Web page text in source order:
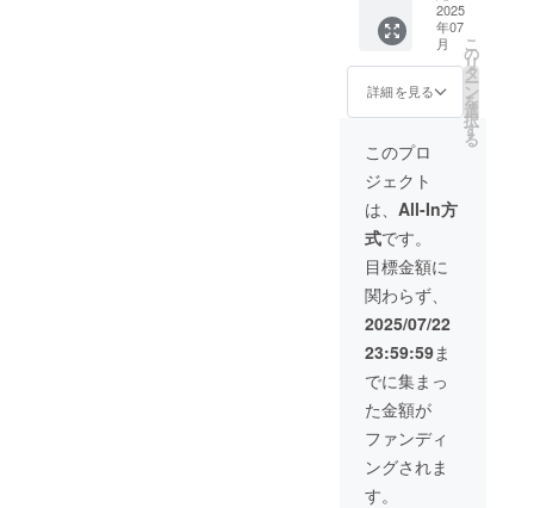
などお
断りさ
せてい
ただく
場合が
・文字
さ
は、
中 サ
イズで
す。 サ
ンプル
などの
配布物
ご持参
くださ
い。 詳
細は別
途メー
ルにて
ご連絡
ディン
グ3F ・
日時：
2025年
7月29日
11:00〜
13:00 ※
支援者
様の交
通費や
滞在費
は各自
でご負
担くだ
さい。
※万が一
当日
キャン
セルさ
れた場
合もご
返金で
きませ
す。 PR
メール
を１回
配信い
たしま
用情報
やアン
ケート
調査の
配信も
可能で
す。 ・
場所:シ
ティ
ホール
＆ギャ
ラリー
五反田
・住
所：東
京都品
川区西
五反田
時に協
賛企業
様とし
てスラ
イドで
紹介さ
せてい
ただき
ます。
・場所:
シティ
ホール
＆ギャ
ラリー
五反田
・住
所：東
京都品
川区西
五反田
8-4-
13 五
反田JP
ビル
ディン
2025
年07
月
詳細を見る
こ
の
リ
タ
ー
ン
を
選
択
す
る
このプロ
ジェクト
は、 All-In方
式です。
目標金額に
関わらず、
2025/07/22
23:59:59ま
でに集まっ
た金額が
ファンディ
ングされま
す。